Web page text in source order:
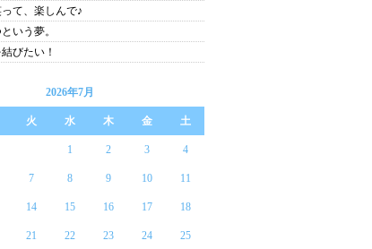
て、楽しんで♪
いう夢。
びたい！
2026年7月
火 水 木 金 土
1 2 3 4
7 8 9 10 11
14 15 16 17 18
21 22 23 24 25